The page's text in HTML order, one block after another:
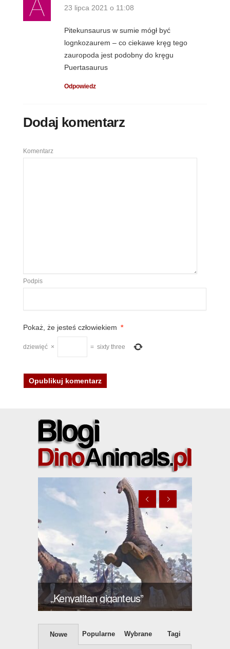
23 lipca 2021 o 11:08
Pitekunsaurus w sumie mógł być
lognkozaurem – co ciekawe kręg tego
zauropoda jest podobny do kręgu
Puertasaurus
Odpowiedz
Dodaj komentarz
Komentarz
Podpis
Pokaż, że jesteś człowiekiem *
dziewięć × = sixty three
Giraffatitan brancai – Maier,
2003 nomina nuda
Nowe Popularne Wybrane Tagi